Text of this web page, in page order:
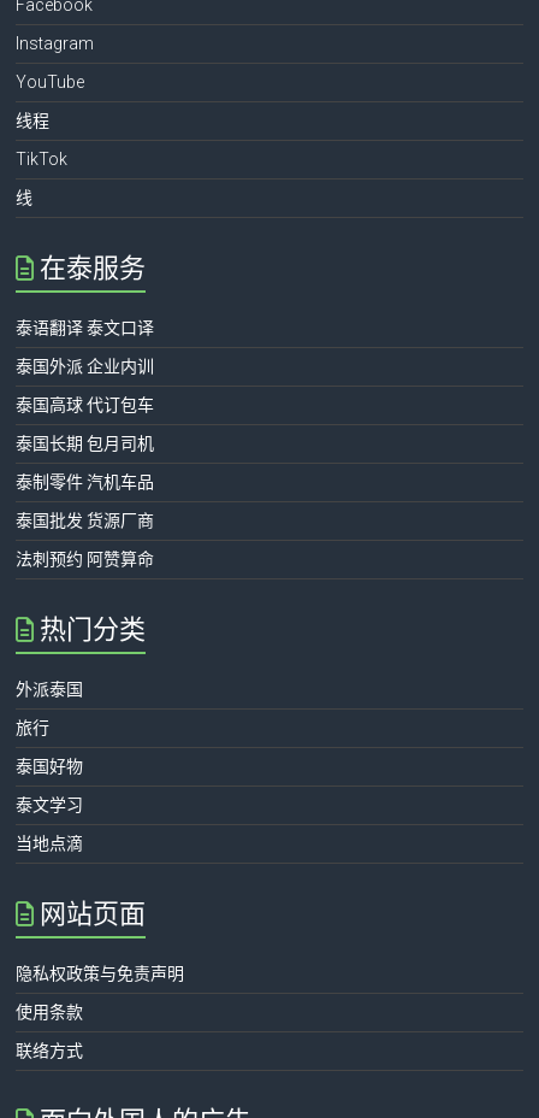
Facebook
Instagram
YouTube
线程
TikTok
线
在泰服务
泰语翻译 泰文口译
泰国外派 企业内训
泰国高球 代订包车
泰国长期 包月司机
泰制零件 汽机车品
泰国批发 货源厂商
法刺预约 阿赞算命
热门分类
外派泰国
旅行
泰国好物
泰文学习
当地点滴
网站页面
隐私权政策与免责声明
使用条款
联络方式